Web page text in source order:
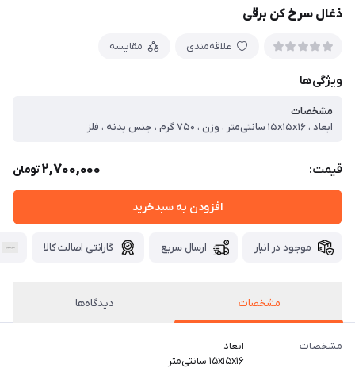
ذغال سرخ کن برقی
علاقه‌مندی مقایسه
ویژگی‌ها
مشخصات
ابعاد ، ۱۵x۱۵x۱۶ سانتی‌متر ، وزن ، ۷۵۰ گرم ، جنس بدنه ، فلز
قیمت: 2,700,000تومان
افزودن به سبدخرید
موجود در انبار ارسال سریع گارانتی اصالت کالا
مشخصات دیدگاه‌ها
مشخصات
ابعاد
۱۵x۱۵x۱۶ سانتی‌متر